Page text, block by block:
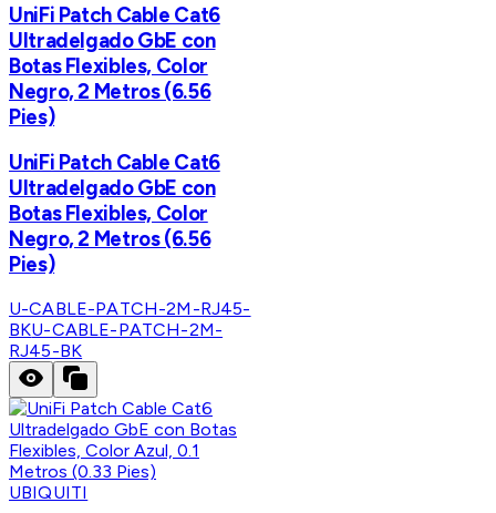
UniFi Patch Cable Cat6
Ultradelgado GbE con
Botas Flexibles, Color
Negro, 2 Metros (6.56
Pies)
UniFi Patch Cable Cat6
Ultradelgado GbE con
Botas Flexibles, Color
Negro, 2 Metros (6.56
Pies)
U-CABLE-PATCH-2M-RJ45-
BKU-CABLE-PATCH-2M-
RJ45-BK
UBIQUITI